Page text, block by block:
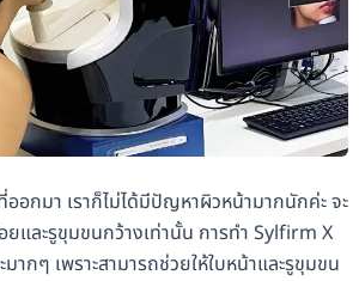
อกมา เราก็ไม่ได้มีปัญหาผิวหน้ามากนักค่ะ จะ
และรูขุมขนกว้างเท่านั้น การทำ Sylfirm X
มากๆ เพราะสามารถช่วยให้ใบหน้าและรูขุมขน